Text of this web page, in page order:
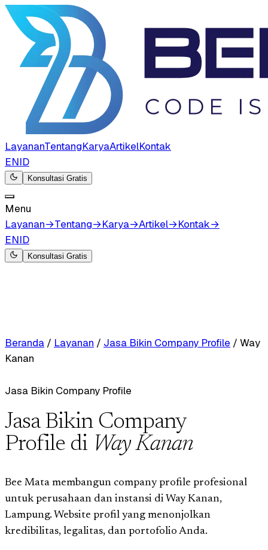
LayananTentangKaryaArtikelKontak
ENID
Konsultasi Gratis
Menu
Layanan→Tentang→Karya→Artikel→Kontak→
ENID
Konsultasi Gratis
Beranda / Layanan / Jasa Bikin Company Profile / Way
Kanan
Jasa Bikin Company Profile
Jasa Bikin Company
Profile di Way Kanan
Bee Mata membangun company profile profesional
untuk perusahaan dan instansi di Way Kanan,
Lampung. Website profil yang menonjolkan
kredibilitas, legalitas, dan portofolio Anda.